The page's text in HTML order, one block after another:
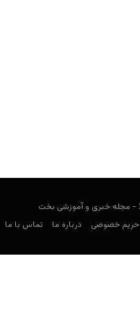
حریم خصوصی
درباره ما تماس با ما